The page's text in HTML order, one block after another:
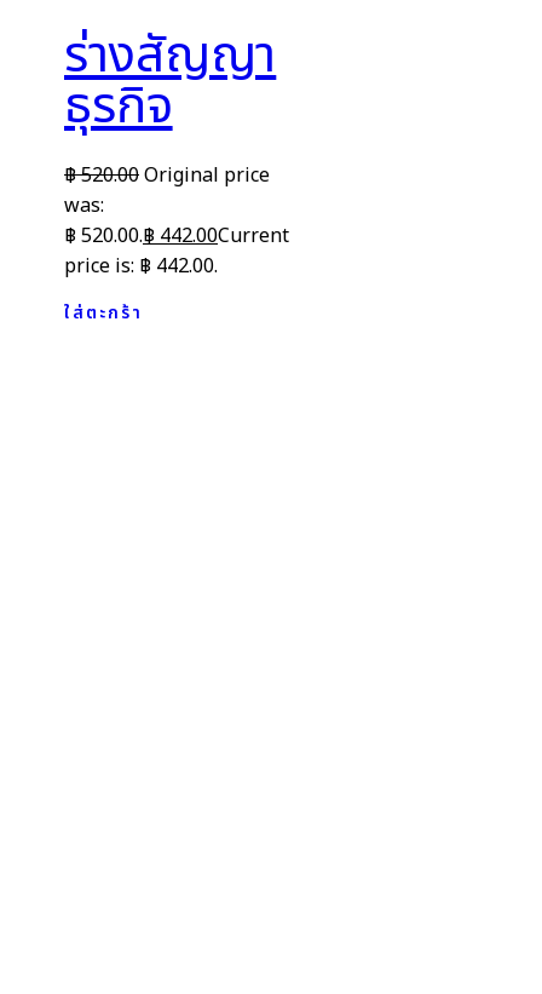
ร่างสัญญา
ธุรกิจ
฿520.00Original price
was:
฿ 520.00.฿442.00Current
price is: ฿ 442.00.
ใส่ตะกร้า